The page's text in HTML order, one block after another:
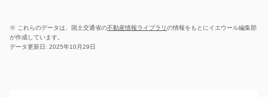
※ これらのデータは、国土交通省の不動産情報ライブラリの情報をもとにイエウール編集部
が作成しています。
データ更新日: 2025年10月29日